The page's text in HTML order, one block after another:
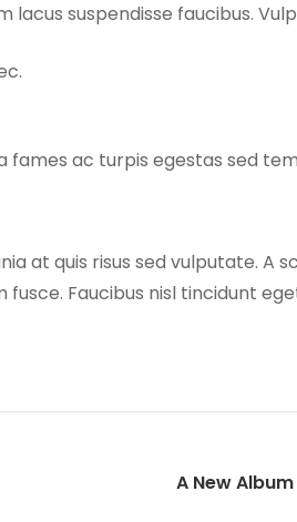
suspendisse faucibus.
fames ac turpis egestas sed
at quis risus sed vulputate. A
Faucibus nisl tincidunt
A New